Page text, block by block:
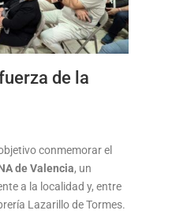
de la
conmemorar el
de Valencia, un
a la localidad y, entre
Lazarillo de Tormes.